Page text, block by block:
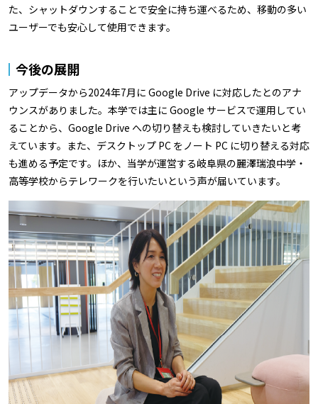
た、シャットダウンすることで安全に持ち運べるため、移動の多い
ユーザーでも安心して使用できます。
今後の展開
アップデータから2024年7月に Google Drive に対応したとのアナ
ウンスがありました。本学では主に Google サービスで運用してい
ることから、Google Drive への切り替えも検討していきたいと考
えています。また、デスクトップ PC をノート PC に切り替える対応
も進める予定です。ほか、当学が運営する岐阜県の麗澤瑞浪中学・
高等学校からテレワークを行いたいという声が届いています。